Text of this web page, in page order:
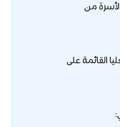
من
القائمة على